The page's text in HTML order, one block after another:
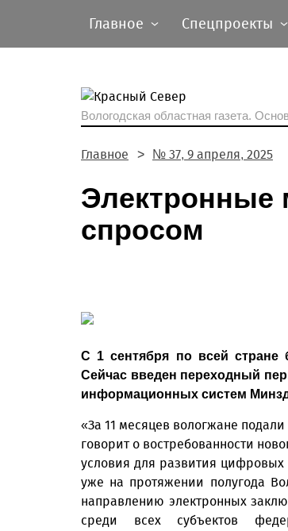
Главное Спецпроекты
Вологодская областная газета.
Главное № 37, 9 апреля, 2025
Электронные
спросом
С 1 сентября по всей стране
Сейчас введен переходный
информационных систем
«За 11 месяцев вологжане
говорит о востребованности
условия для развития
уже на протяжении полугода
направлению электронных
среди всех субъектов